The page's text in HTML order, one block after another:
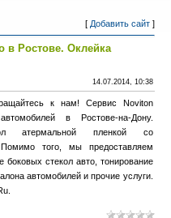
[ Добавить сайт]
в Ростове. Оклейка
14.07.2014, 10:38
к нам! Сервис Noviton
в Ростове-на-Дону.
атермальной пленкой со
Помимо того, мы предоставляем
боковых стекол авто, тонирование
автомобилей и прочие услуги.